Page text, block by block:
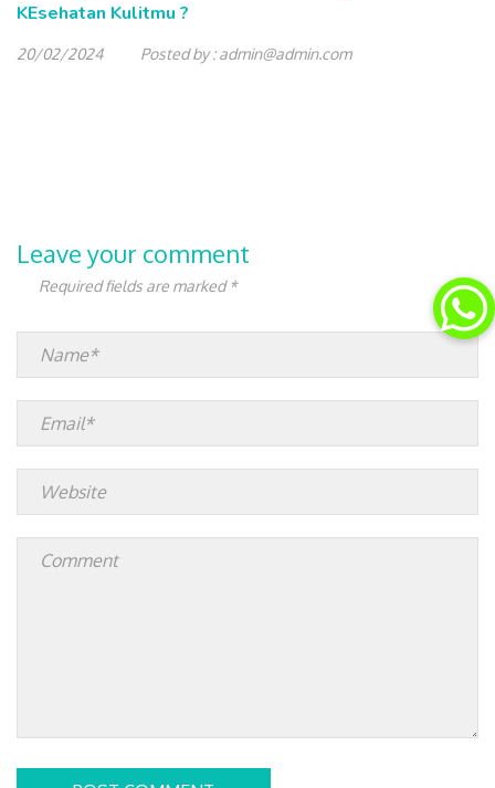
KEsehatan Kulitmu ?
20/02/2024 Posted by : admin@admin.com
Leave your comment
Required fields are marked *